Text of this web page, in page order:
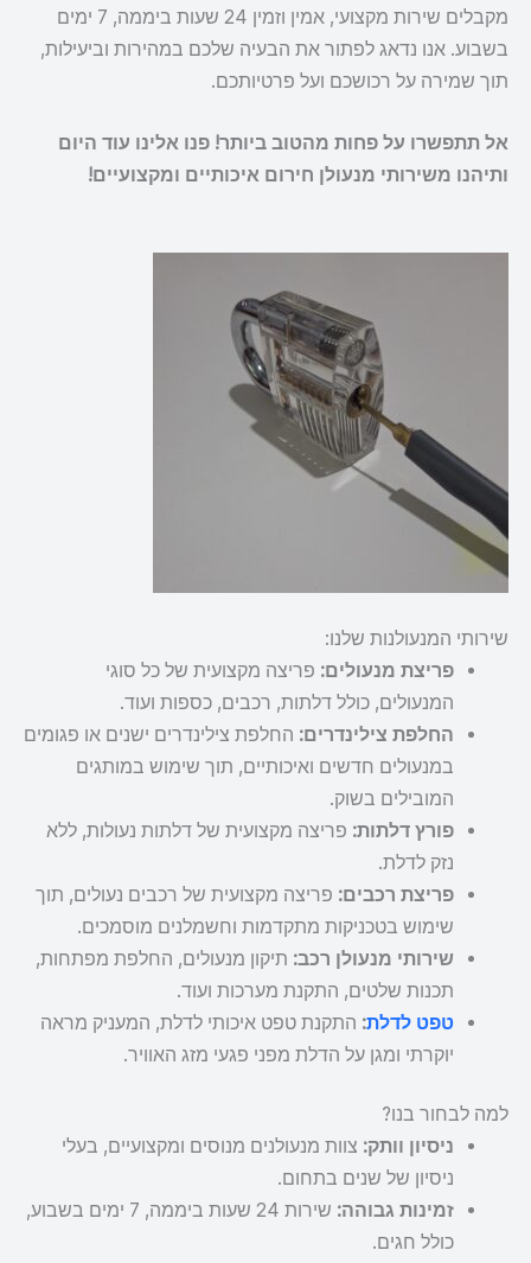
מקבלים שירות מקצועי, אמין וזמין 24 שעות ביממה, 7 ימים
בשבוע. אנו נדאג לפתור את הבעיה שלכם במהירות וביעילות,
תוך שמירה על רכושכם ועל פרטיותכם.
אל תתפשרו על פחות מהטוב ביותר! פנו אלינו עוד היום
ותיהנו משירותי מנעולן חירום איכותיים ומקצועיים!
שירותי המנעולנות שלנו:
פריצת מנעולים: פריצה מקצועית של כל סוגי
המנעולים, כולל דלתות, רכבים, כספות ועוד.
החלפת צילינדרים: החלפת צילינדרים ישנים או פגומים
במנעולים חדשים ואיכותיים, תוך שימוש במותגים
המובילים בשוק.
פורץ דלתות: פריצה מקצועית של דלתות נעולות, ללא
נזק לדלת.
פריצת רכבים: פריצה מקצועית של רכבים נעולים, תוך
שימוש בטכניקות מתקדמות וחשמלנים מוסמכים.
שירותי מנעולן רכב: תיקון מנעולים, החלפת מפתחות,
תכנות שלטים, התקנת מערכות ועוד.
טפט לדלת: התקנת טפט איכותי לדלת, המעניק מראה
יוקרתי ומגן על הדלת מפני פגעי מזג האוויר.
למה לבחור בנו?
ניסיון וותק: צוות מנעולנים מנוסים ומקצועיים, בעלי
ניסיון של שנים בתחום.
זמינות גבוהה:
שירות 24 שעות ביממה, 7 ימים בשבוע,
כולל חגים.